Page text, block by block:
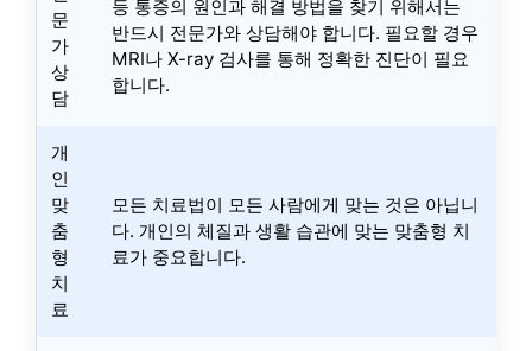
문
가
상
담
등 통증의 원인과 해결 방법을 찾기 위해서는
반드시 전문가와 상담해야 합니다. 필요할 경우
MRI나 X-ray 검사를 통해 정확한 진단이 필요
합니다.
개
인
맞
춤
형
치
료
모든 치료법이 모든 사람에게 맞는 것은 아닙니
다. 개인의 체질과 생활 습관에 맞는 맞춤형 치
료가 중요합니다.